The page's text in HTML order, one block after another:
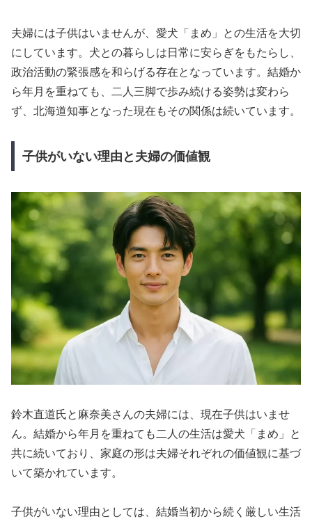
夫婦には子供はいませんが、愛犬「まめ」との生活を大切
にしています。犬との暮らしは日常に安らぎをもたらし、
政治活動の緊張感を和らげる存在となっています。結婚か
ら年月を重ねても、二人三脚で歩み続ける姿勢は変わら
ず、北海道知事となった現在もその関係は続いています。
子供がいない理由と夫婦の価値観
鈴木直道氏と麻奈美さんの夫婦には、現在子供はいませ
ん。結婚から年月を重ねても二人の生活は愛犬「まめ」と
共に続いており、家庭の形は夫婦それぞれの価値観に基づ
いて築かれています。
子供がいない理由としては、結婚当初から続く厳しい生活